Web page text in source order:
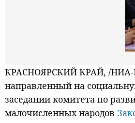
КРАСНОЯРСКИЙ КРАЙ, /НИА-
направленный на
заседании комитета по
малочисленных народов